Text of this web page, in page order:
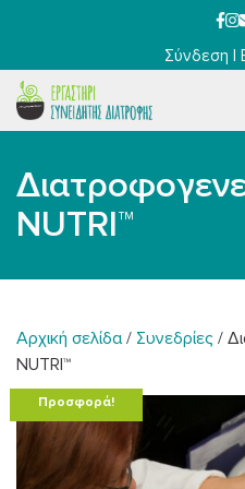
Σύνδεση |
NUTRI™
Αρχική σελίδα/ Συνεδρίες /
NUTRI™
Προσφορά!